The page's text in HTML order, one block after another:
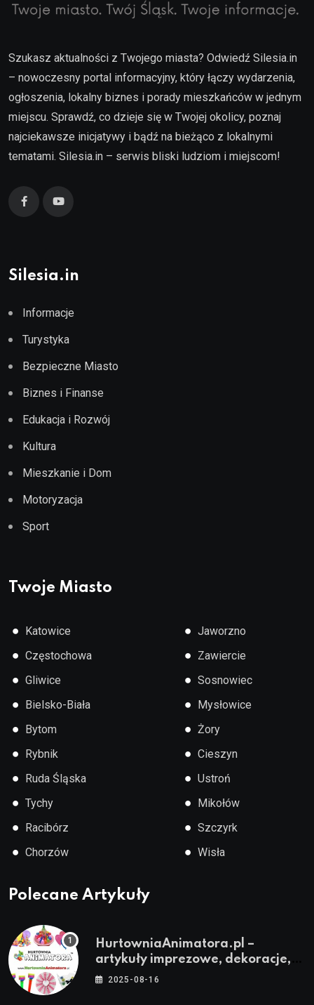
Szukasz aktualności z Twojego miasta? Odwiedź Silesia.in
– nowoczesny portal informacyjny, który łączy wydarzenia,
ogłoszenia, lokalny biznes i porady mieszkańców w jednym
miejscu. Sprawdź, co dzieje się w Twojej okolicy, poznaj
najciekawsze inicjatywy i bądź na bieżąco z lokalnymi
tematami. Silesia.in – serwis bliski ludziom i miejscom!
Silesia.in
Informacje
Turystyka
Bezpieczne Miasto
Biznes i Finanse
Edukacja i Rozwój
Kultura
Mieszkanie i Dom
Motoryzacja
Sport
Twoje Miasto
● Katowice
● Częstochowa
● Gliwice
● Bielsko-Biała
● Bytom
● Rybnik
● Ruda Śląska
● Tychy
● Racibórz
● Chorzów
● Jaworzno
● Zawiercie
● Sosnowiec
● Mysłowice
● Żory
● Cieszyn
● Ustroń
● Mikołów
● Szczyrk
● Wisła
Polecane Artykuły
HurtowniaAnimatora.pl –
artykuły imprezowe, dekoracje,
stroje i akcesoria dla animatorów
2025-08-16